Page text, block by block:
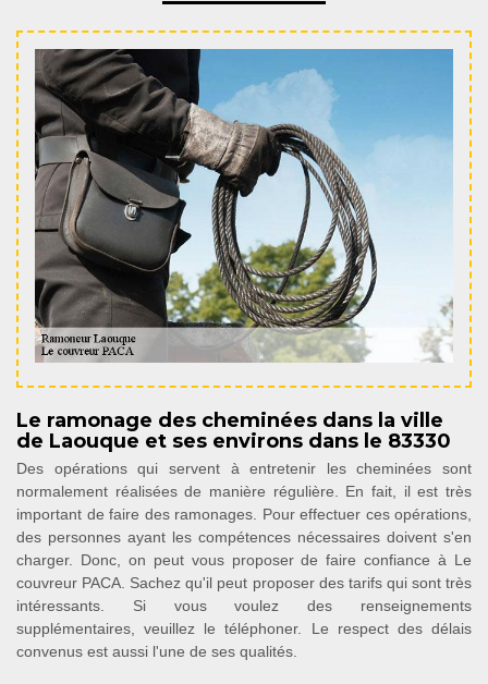
Le ramonage des cheminées dans la ville
de Laouque et ses environs dans le 83330
Des opérations qui servent à entretenir les cheminées sont
normalement réalisées de manière régulière. En fait, il est très
important de faire des ramonages. Pour effectuer ces opérations,
des personnes ayant les compétences nécessaires doivent s'en
charger. Donc, on peut vous proposer de faire confiance à Le
couvreur PACA. Sachez qu'il peut proposer des tarifs qui sont très
intéressants. Si vous voulez des renseignements
supplémentaires, veuillez le téléphoner. Le respect des délais
convenus est aussi l'une de ses qualités.